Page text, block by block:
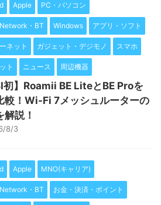
Apple PC・パソコン
・BT Windows アプリ・ソフト
ネット ガジェット・デジモノ スマホ
ト ニュース 周辺機器
初】Roamii BE LiteとBE Proを
較！Wi-Fi 7メッシュルーターの
解説！
8/3
Apple MNO(キャリア)
・BT お金・決済・ポイント